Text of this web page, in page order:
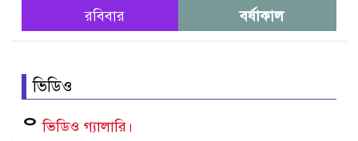
রবিবার
বর্ষাকাল
ভিডিও
ᄋভিডিও গ্যালারি।